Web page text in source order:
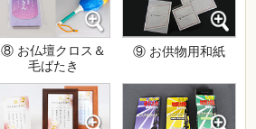
⑧ お仏壇クロス＆
毛ばたき
⑨ お供物用和紙